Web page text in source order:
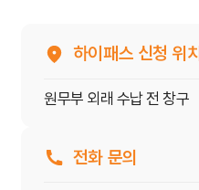
하이패스 신청 위치
원무부 외래 수납 전 창구
전화 문의